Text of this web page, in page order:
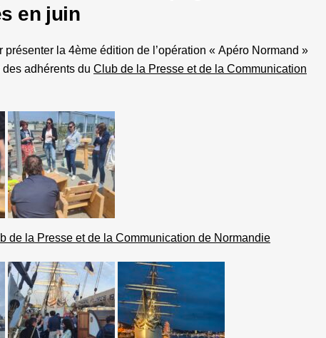
en juin
la 4ème édition de l’opération « Apéro Normand »
adhérents du Club de la Presse et de la Communication
de la Presse et de la Communication de Normandie